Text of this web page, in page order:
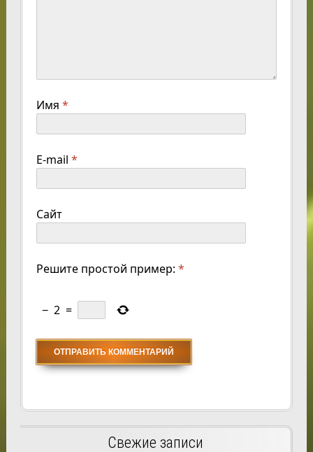
Имя *
E-mail *
Сайт
Решите простой пример: *
− 2 =
Свежие записи